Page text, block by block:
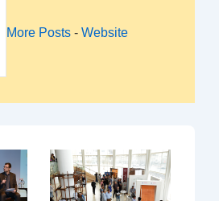
More Posts - Website